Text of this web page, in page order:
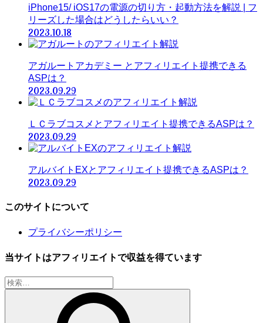
iPhone15/ iOS17の電源の切り方・起動方法を解説 | フ
リーズした場合はどうしたらいい？
2023.10.18
アガルートアカデミー とアフィリエイト提携できる
ASPは？
2023.09.29
ＬＣラブコスメとアフィリエイト提携できるASPは？
2023.09.29
アルバイトEXとアフィリエイト提携できるASPは？
2023.09.29
このサイトについて
プライバシーポリシー
当サイトはアフィリエイトで収益を得ています
検
索: